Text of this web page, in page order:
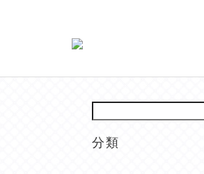
分類